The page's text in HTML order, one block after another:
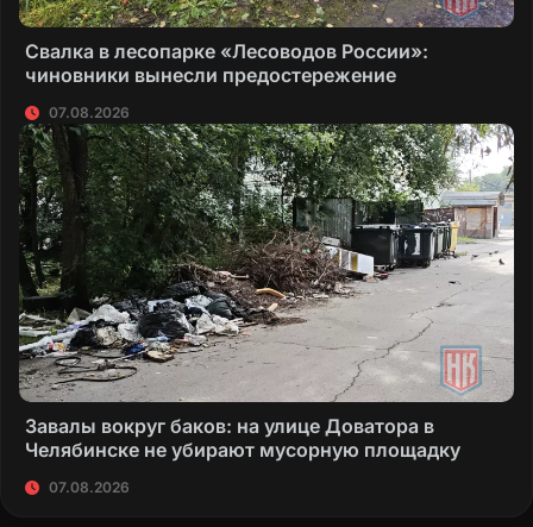
Свалка в лесопарке «Лесоводов России»:
чиновники вынесли предостережение
07.08.2026
Завалы вокруг баков: на улице Доватора в
Челябинске не убирают мусорную площадку
07.08.2026